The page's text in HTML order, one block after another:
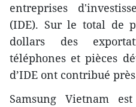
entreprises
(IDE). Sur le total de
dollars des
téléphones et pièces
d’IDE ont contribué
Samsung Vietnam